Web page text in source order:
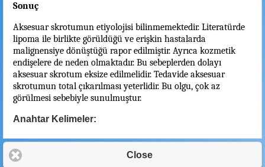
Sonuç
Aksesuar skrotumun etiyolojisi bilinmemektedir. Literatürde
lipoma ile birlikte görüldüğü ve erişkin hastalarda
malignensiye dönüştüğü rapor edilmiştir. Ayrıca kozmetik
endişelere de neden olmaktadır. Bu sebeplerden dolayı
aksesuar skrotum eksize edilmelidir. Tedavide aksesuar
skrotumun total çıkarılması yeterlidir. Bu olgu, çok az
görülmesi sebebiyle sunulmuştur.
Anahtar Kelimeler:
Close